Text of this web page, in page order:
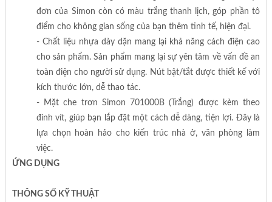
đơn của Simon còn có màu trắng thanh lịch, góp phần tô
điểm cho không gian sống của bạn thêm tinh tế, hiện đại.
- Chất liệu nhựa dày dặn mang lại khả năng cách điện cao
cho sản phẩm. Sản phẩm mang lại sự yên tâm về vấn đề an
toàn điện cho người sử dụng. Nút bật/tắt được thiết kế với
kích thước lớn, dễ thao tác.
- Mặt che trơn Simon 701000B (Trắng) được kèm theo
đinh vít, giúp bạn lắp đặt một cách dễ dàng, tiện lợi. Đây là
lựa chọn hoàn hảo cho kiến trúc nhà ở, văn phòng làm
việc.
ỨNG DỤNG
THÔNG SỐ KỸ THUẬT